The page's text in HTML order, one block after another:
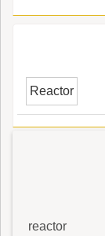
Reactor
reactor